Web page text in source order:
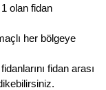
olan fidan
her bölgeye
fidan arası